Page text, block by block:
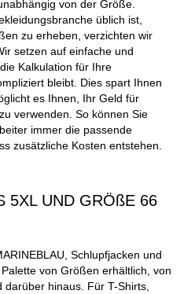
von der Größe.
üblich ist,
zu erheben, verzichten wir
setzen auf einfache und
Kalkulation für Ihre
bleibt. Dies spart Ihnen
es Ihnen, Ihr Geld für
verwenden. So können Sie
immer die passende
zusätzliche Kosten entstehen.
5XL UND GRÖßE 66
Schlupfjacken und
von Größen erhältlich, von
hinaus. Für T-Shirts,